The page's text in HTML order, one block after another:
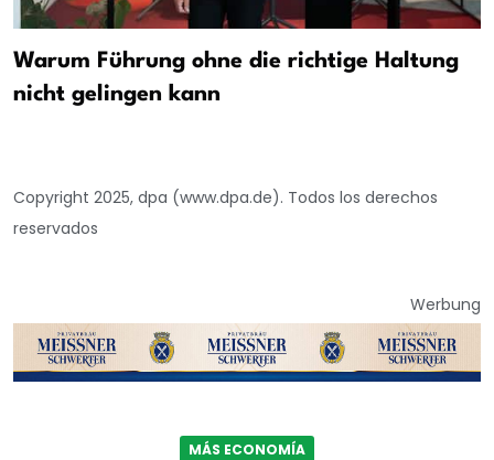
Warum Führung ohne die richtige Haltung
nicht gelingen kann
Copyright 2025, dpa (www.dpa.de). Todos los derechos
reservados
Werbung
MÁS ECONOMÍA